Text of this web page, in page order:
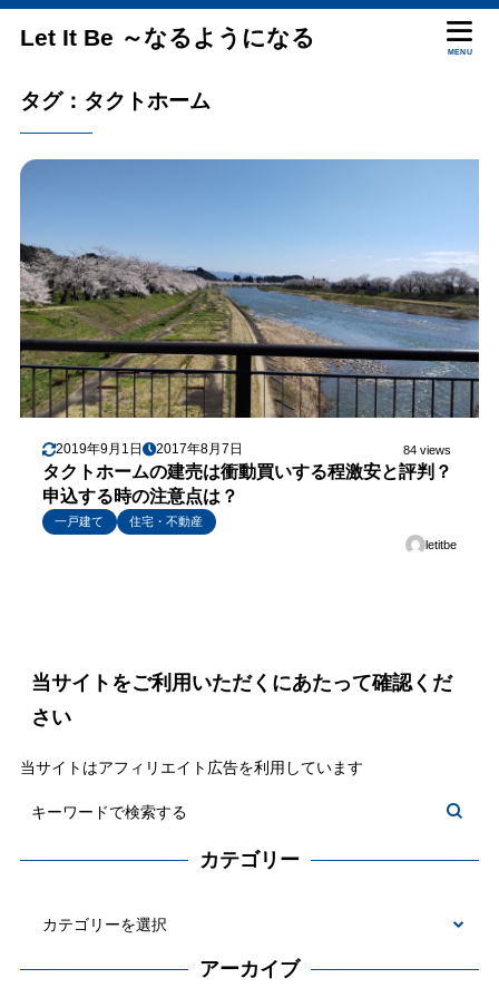
Let It Be ～なるようになる
MENU
タグ：タクトホーム
2019年9月1日 2017年8月7日 84 views
タクトホームの建売は衝動買いする程激安と評判？
申込する時の注意点は？
一戸建て
住宅・不動産
letitbe
当サイトをご利用いただくにあたって確認くだ
さい
当サイトはアフィリエイト広告を利用しています
カテゴリー
アーカイブ